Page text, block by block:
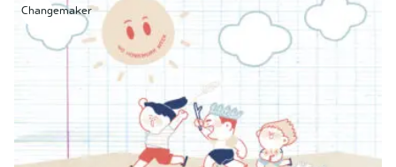
Changemaker